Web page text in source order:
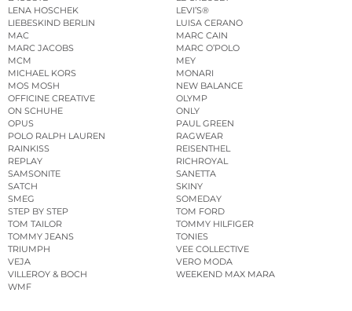
LENA HOSCHEK
LEVI’S®
LIEBESKIND BERLIN
LUISA CERANO
MAC
MARC CAIN
MARC JACOBS
MARC O’POLO
MCM
MEY
MICHAEL KORS
MONARI
MOS MOSH
NEW BALANCE
OFFICINE CREATIVE
OLYMP
ON SCHUHE
ONLY
OPUS
PAUL GREEN
POLO RALPH LAUREN
RAGWEAR
RAINKISS
REISENTHEL
REPLAY
RICHROYAL
SAMSONITE
SANETTA
SATCH
SKINY
SMEG
SOMEDAY
STEP BY STEP
TOM FORD
TOM TAILOR
TOMMY HILFIGER
TOMMY JEANS
TONIES
TRIUMPH
VEE COLLECTIVE
VEJA
VERO MODA
VILLEROY & BOCH
WEEKEND MAX MARA
WMF